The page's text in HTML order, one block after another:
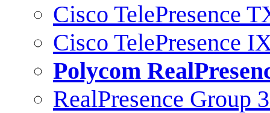
Cisco TelePresence
Cisco TelePresence
Polycom
RealPresence Group